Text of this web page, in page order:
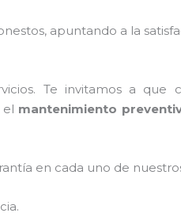
apuntando a la
Te invitamos a que
el mantenimiento
en cada uno de